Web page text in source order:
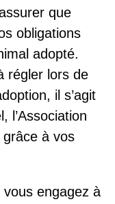
que
obligations
adopté.
régler lors de
il s’agit
l’Association
à vos
vous engagez à